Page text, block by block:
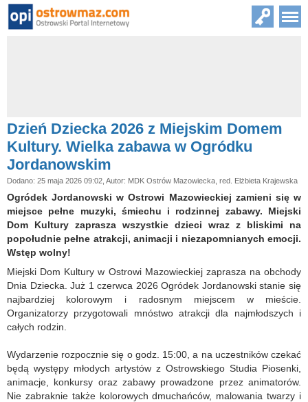
Dzień Dziecka 2026 z Miejskim Domem
Kultury. Wielka zabawa w Ogródku
Jordanowskim
Dodano: 25 maja 2026 09:02, Autor: MDK Ostrów Mazowiecka, red. Elżbieta Krajewska
Ogródek Jordanowski w Ostrowi Mazowieckiej zamieni się w
miejsce pełne muzyki, śmiechu i rodzinnej zabawy. Miejski
Dom Kultury zaprasza wszystkie dzieci wraz z bliskimi na
popołudnie pełne atrakcji, animacji i niezapomnianych emocji.
Wstęp wolny!
Miejski Dom Kultury w Ostrowi Mazowieckiej zaprasza na obchody
Dnia Dziecka. Już 1 czerwca 2026 Ogródek Jordanowski stanie się
najbardziej kolorowym i radosnym miejscem w mieście.
Organizatorzy przygotowali mnóstwo atrakcji dla najmłodszych i
całych rodzin.
Wydarzenie rozpocznie się o godz. 15:00, a na uczestników czekać
będą występy młodych artystów z Ostrowskiego Studia Piosenki,
animacje, konkursy oraz zabawy prowadzone przez animatorów.
Nie zabraknie także kolorowych dmuchańców, malowania twarzy i